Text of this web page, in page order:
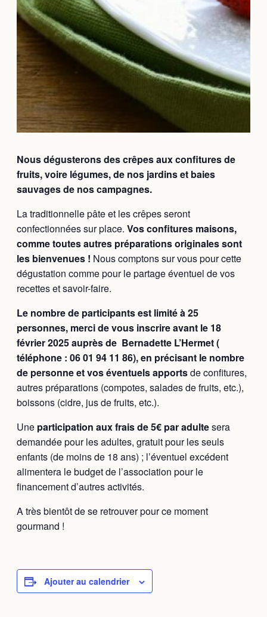
Nousdégusterons des crêpes aux confitures de
fruits, voire légumes, de nos jardins et baies
sauvages de nos campagnes.
La traditionnelle pâte et les crêpes seront
confectionnées sur place. Vos confitures maisons,
comme toutes autres préparations originales sont
les bienvenues ! Nous comptons sur vous pour cette
dégustation comme pour le partage éventuel de vos
recettes et savoir-faire.
Le nombre de participants est limité à 25
personnes, merci de vous inscrire avant le 18
février 2025 auprès de Bernadette L’Hermet (
téléphone : 06 01 94 11 86), en précisant le nombre
de personne et vos éventuels apportsde confitures,
autres préparations (compotes, salades de fruits, etc.),
boissons (cidre, jus de fruits, etc.).
Une participation aux frais de 5€ par adultesera
demandée pour les adultes, gratuit pour les seuls
enfants (de moins de 18 ans) ; l’éventuel excédent
alimentera le budget de l’association pour le
financement d’autres activités.
A très bientôt de se retrouver pour ce moment
gourmand !
Ajouter au calendrier